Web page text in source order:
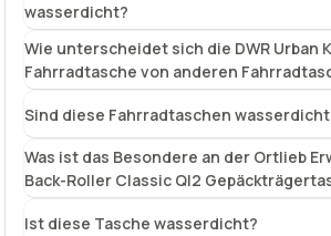
wasserdicht?
Wie unterscheidet sich die DWR Urban
Fahrradtasche von anderen
Sind diese Fahrradtaschen
Was ist das Besondere an der Ortlieb
Back-Roller Classic Ql2
Ist diese Tasche wasserdicht?